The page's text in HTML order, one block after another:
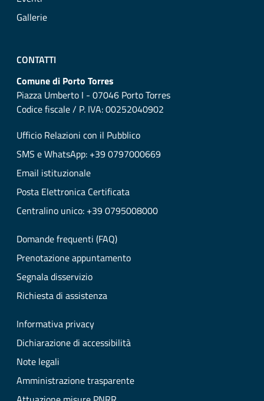
Gallerie
CONTATTI
Comune di Porto Torres
Piazza Umberto I - 07046 Porto Torres
Codice fiscale / P. IVA: 00252040902
Ufficio Relazioni con il Pubblico
SMS e WhatsApp: +39 0797000669
Email istituzionale
Posta Elettronica Certificata
Centralino unico: +39 0795008000
Domande frequenti (FAQ)
Prenotazione appuntamento
Segnala disservizio
Richiesta di assistenza
Informativa privacy
Dichiarazione di accessibilità
Note legali
Amministrazione trasparente